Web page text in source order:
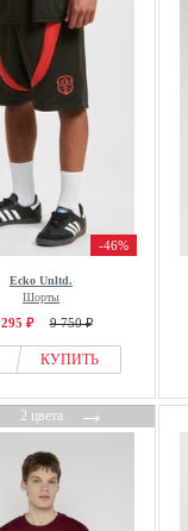
-46%
Ecko Unltd.
Шорты
₽ 9 750 ₽
КУПИТЬ
2 цвета→